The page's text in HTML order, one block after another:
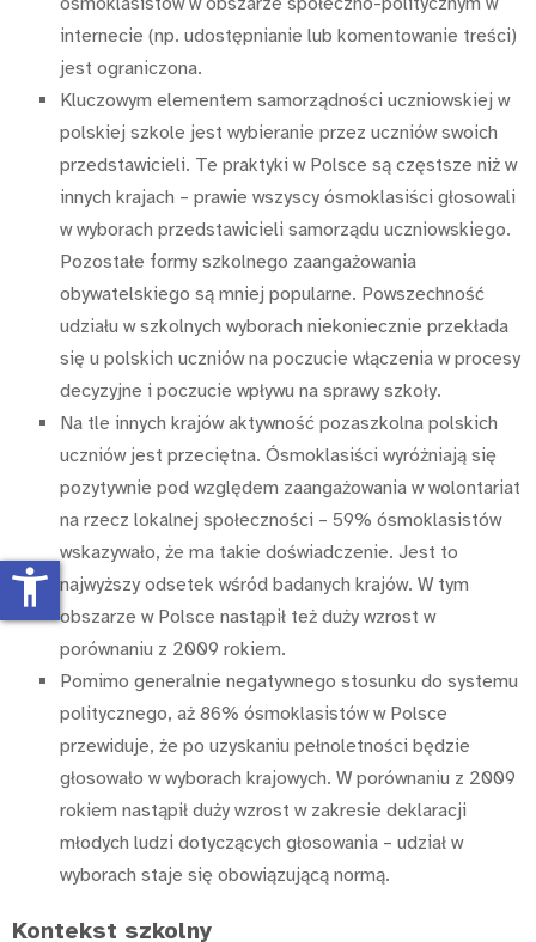
internecie (np. udostępnianie lub komentowanie treści)
jest ograniczona.
Kluczowym elementem samorządności uczniowskiej w
polskiej szkole jest wybieranie przez uczniów swoich
przedstawicieli. Te praktyki w Polsce są częstsze niż w
innych krajach – prawie wszyscy ósmoklasiści głosowali
w wyborach przedstawicieli samorządu uczniowskiego.
Pozostałe formy szkolnego zaangażowania
obywatelskiego są mniej popularne. Powszechność
udziału w szkolnych wyborach niekoniecznie przekłada
się u polskich uczniów na poczucie włączenia w procesy
decyzyjne i poczucie wpływu na sprawy szkoły.
Na tle innych krajów aktywność pozaszkolna polskich
uczniów jest przeciętna. Ósmoklasiści wyróżniają się
pozytywnie pod względem zaangażowania w wolontariat
na rzecz lokalnej społeczności – 59% ósmoklasistów
wskazywało, że ma takie doświadczenie. Jest to
najwyższy odsetek wśród badanych krajów. W tym
obszarze w Polsce nastąpił też duży wzrost w
porównaniu z 2009 rokiem.
Pomimo generalnie negatywnego stosunku do systemu
politycznego, aż 86% ósmoklasistów w Polsce
przewiduje, że po uzyskaniu pełnoletności będzie
głosowało w wyborach krajowych. W porównaniu z 2009
rokiem nastąpił duży wzrost w zakresie deklaracji
młodych ludzi dotyczących głosowania – udział w
wyborach staje się obowiązującą normą.
Kontekst szkolny
accessibility_new